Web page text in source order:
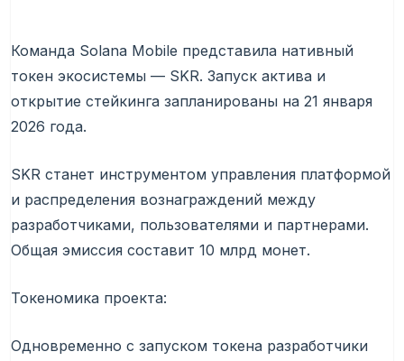
Команда Solana Mobile представила нативный
токен экосистемы — SKR. Запуск актива и
открытие стейкинга запланированы на 21 января
2026 года.
SKR станет инструментом управления платформой
и распределения вознаграждений между
разработчиками, пользователями и партнерами.
Общая эмиссия составит 10 млрд монет.
Токеномика проекта:
Одновременно с запуском токена разработчики